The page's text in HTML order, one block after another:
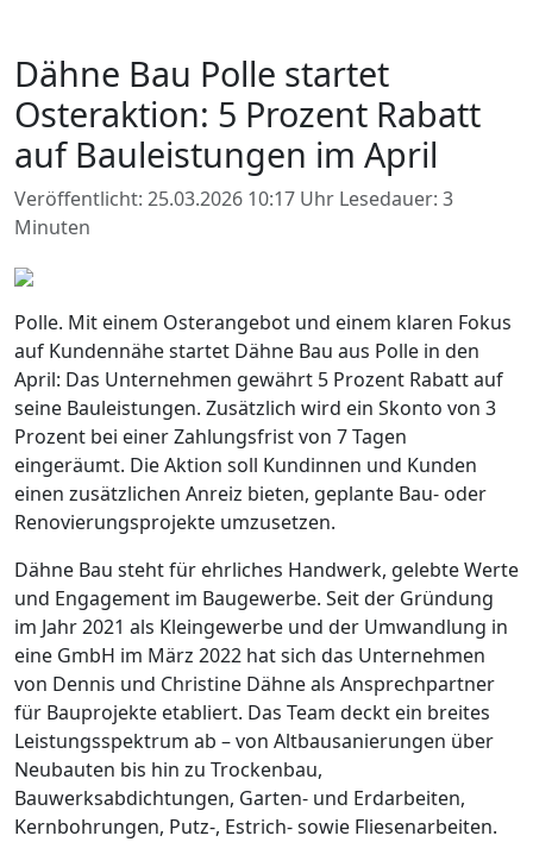
Dähne Bau Polle startet
Osteraktion: 5 Prozent Rabatt
auf Bauleistungen im April
Veröffentlicht: 25.03.2026 10:17 Uhr Lesedauer: 3
Minuten
Polle. Mit einem Osterangebot und einem klaren Fokus
auf Kundennähe startet Dähne Bau aus Polle in den
April: Das Unternehmen gewährt 5 Prozent Rabatt auf
seine Bauleistungen. Zusätzlich wird ein Skonto von 3
Prozent bei einer Zahlungsfrist von 7 Tagen
eingeräumt. Die Aktion soll Kundinnen und Kunden
einen zusätzlichen Anreiz bieten, geplante Bau- oder
Renovierungsprojekte umzusetzen.
Dähne Bau steht für ehrliches Handwerk, gelebte Werte
und Engagement im Baugewerbe. Seit der Gründung
im Jahr 2021 als Kleingewerbe und der Umwandlung in
eine GmbH im März 2022 hat sich das Unternehmen
von Dennis und Christine Dähne als Ansprechpartner
für Bauprojekte etabliert. Das Team deckt ein breites
Leistungsspektrum ab – von Altbausanierungen über
Neubauten bis hin zu Trockenbau,
Bauwerksabdichtungen, Garten- und Erdarbeiten,
Kernbohrungen, Putz-, Estrich- sowie Fliesenarbeiten.